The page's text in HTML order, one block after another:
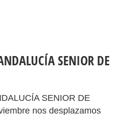
SENIOR DE
SENIOR DE
nos desplazamos